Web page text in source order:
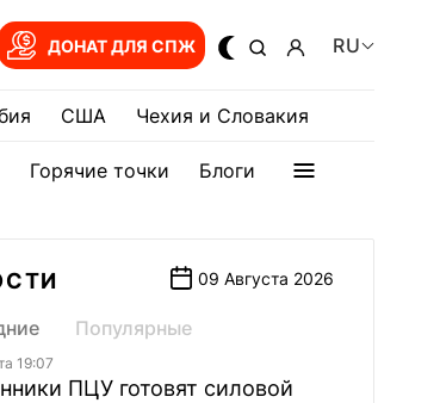
ДОНАТ ДЛЯ СПЖ RU
США Чехия и Словакия
Горячие точки Блоги
09 Августа 2026
Популярные
19:07
ПЦУ готовят силовой